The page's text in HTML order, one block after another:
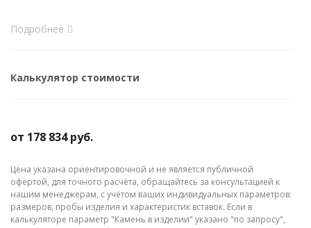
Подробнее
Калькулятор стоимости
от 178 834 руб.
Цена указана ориентировочной и не является публичной
офертой, для точного расчёта, обращайтесь за консультацией к
нашим менеджерам, с учётом ваших индивидуальных параметров:
размеров, пробы изделия и характеристик вставок. Если в
калькуляторе параметр "Камень в изделии" указано "по запросу",